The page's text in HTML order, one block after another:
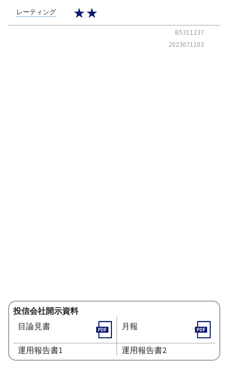
レーティング ★★
B5311237
2023071103
投信会社開示資料
目論見書
月報
運用報告書1 運用報告書2